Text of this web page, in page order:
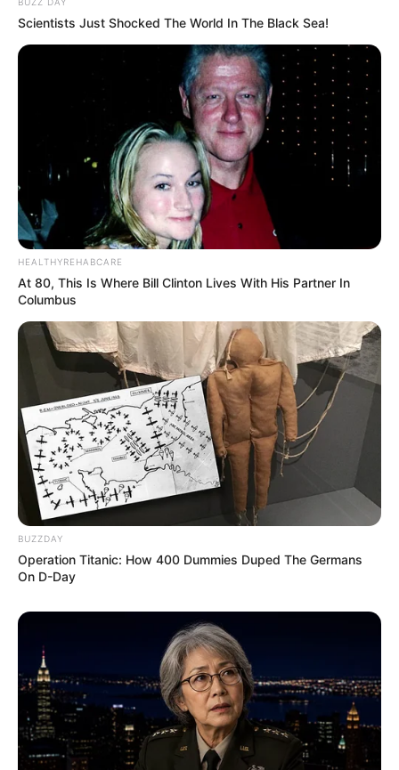
LIHAT ARTIKEL LAINNYA
Laras Kinanda Nyimas Ratu Rafa
Shenina Cinnamon Megan Domani
Beby Tsabina Salshabilla Adriani
Alamat email Anda tidak akan dipublikasikan.
BUZZ DAY
Scientists Just Shocked The World In The Black Sea!
HEALTHYREHABCARE
At 80, This Is Where Bill Clinton Lives With His Partner In
Columbus
BUZZDAY
Operation Titanic: How 400 Dummies Duped The Germans
On D-Day